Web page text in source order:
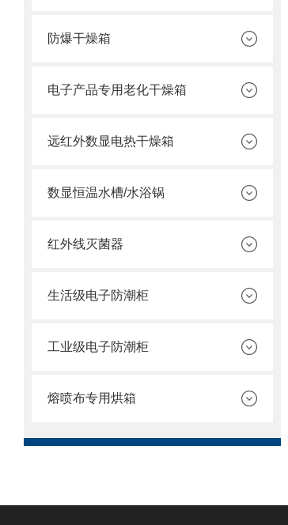
防爆干燥箱
电子产品专用老化干燥箱
远红外数显电热干燥箱
数显恒温水槽/水浴锅
红外线灭菌器
生活级电子防潮柜
工业级电子防潮柜
熔喷布专用烘箱